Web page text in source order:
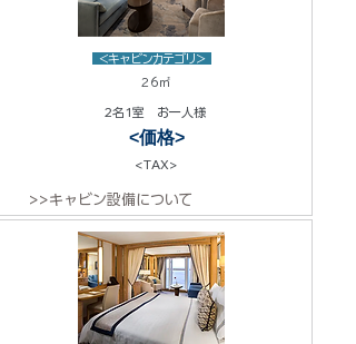
<キャビンカテゴリ>
26㎡
2名1室 お一人様
<価格>
<TAX>
>>キャビン設備について